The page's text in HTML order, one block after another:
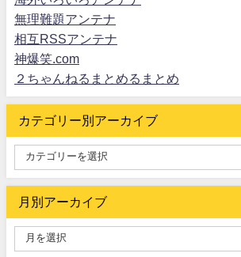
無理難題アンテナ
相互RSSアンテナ
神爆笑.com
２ちゃんねるまとめるまとめ
カテゴリー別アーカイブ
月別アーカイブ